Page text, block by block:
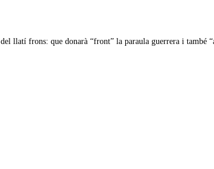
llatí frons: que donarà “front” la paraula guerrera i també